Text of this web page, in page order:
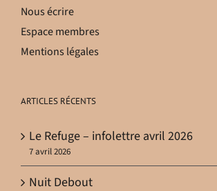
Nous écrire
Espace membres
Mentions légales
ARTICLES RÉCENTS
Le Refuge – infolettre avril 2026
7 avril 2026
Nuit Debout